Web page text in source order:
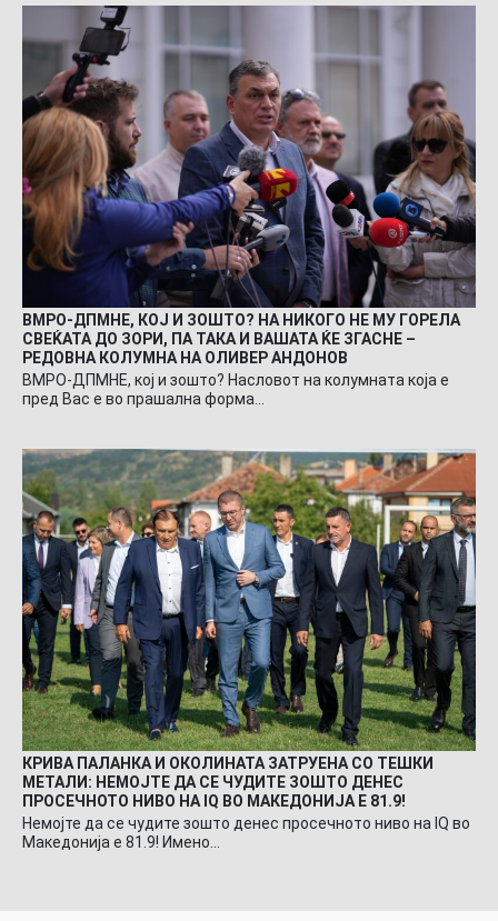
ВМРО-ДПМНЕ, КОЈ И ЗОШТО? НА НИКОГО НЕ МУ ГОРЕЛА
СВЕЌАТА ДО ЗОРИ, ПА ТАКА И ВАШАТА ЌЕ ЗГАСНЕ –
РЕДОВНА КОЛУМНА НА ОЛИВЕР АНДОНОВ
ВМРО-ДПМНЕ, кој и зошто? Насловот на колумната која е
пред Вас е во прашална форма…
КРИВА ПАЛАНКА И ОКОЛИНАТА ЗАТРУЕНА СО ТЕШКИ
МЕТАЛИ: НЕМОЈТЕ ДА СЕ ЧУДИТЕ ЗОШТО ДЕНЕС
ПРОСЕЧНОТО НИВО НА IQ ВО МАКЕДОНИЈА Е 81.9!
Немојте да се чудите зошто денес просечното ниво на IQ во
Македонија е 81.9! Имено…